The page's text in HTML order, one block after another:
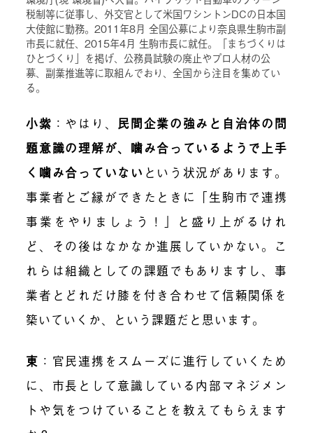
税制等に従事し、外交官として米国ワシントンDCの日本国
大使館に勤務。2011年8月 全国公募により奈良県生駒市副
市長に就任、2015年4月 生駒市長に就任。「まちづくりは
ひとづくり」を掲げ、公務員試験の廃止やプロ人材の公
募、副業推進等に取組んでおり、全国から注目を集めてい
る。
小紫 ： やはり、 民間企業の強みと自治体の問
題意識の理解が、噛み合っているようで上手
く噛み合っていない という状況があります。
事業者とご縁ができたときに「生駒市で連携
事業をやりましょう！」と盛り上がるけれ
ど、その後はなかなか進展していかない。こ
れらは組織としての課題でもありますし、事
業者とどれだけ膝を付き合わせて信頼関係を
築いていくか、という課題だと思います。
東 ：官民連携をスムーズに進行していくため
に、市長として意識している内部マネジメン
トや気をつけていることを教えてもらえます